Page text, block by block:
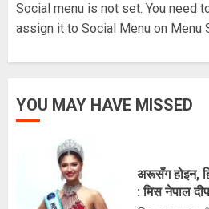
: मिस नेपाल
Social menu is not set. You need
assign it to Social Menu on Menu
YOU MAY HAVE MISSED
अरूसँग होइन,
: मिस नेपाल